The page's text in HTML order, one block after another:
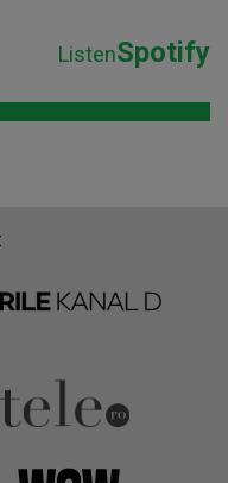
ListenSpotify